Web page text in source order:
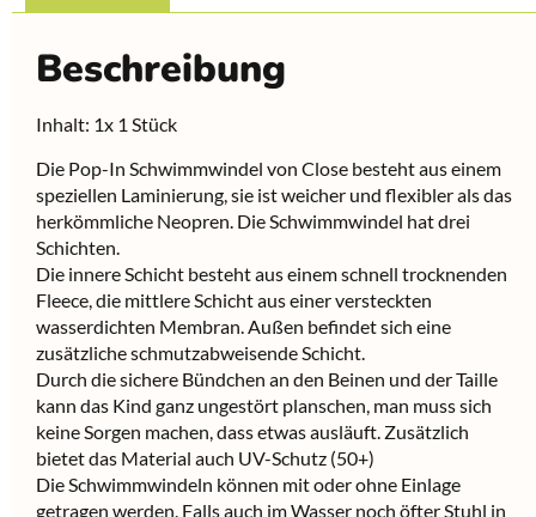
Beschreibung
Inhalt: 1x 1 Stück
Die Pop-In Schwimmwindel von Close besteht aus einem
speziellen Laminierung, sie ist weicher und flexibler als das
herkömmliche Neopren. Die Schwimmwindel hat drei
Schichten.
Die innere Schicht besteht aus einem schnell trocknenden
Fleece, die mittlere Schicht aus einer versteckten
wasserdichten Membran. Außen befindet sich eine
zusätzliche schmutzabweisende Schicht.
Durch die sichere Bündchen an den Beinen und der Taille
kann das Kind ganz ungestört planschen, man muss sich
keine Sorgen machen, dass etwas ausläuft. Zusätzlich
bietet das Material auch UV-Schutz (50+)
Die Schwimmwindeln können mit oder ohne Einlage
getragen werden. Falls auch im Wasser noch öfter Stuhl in